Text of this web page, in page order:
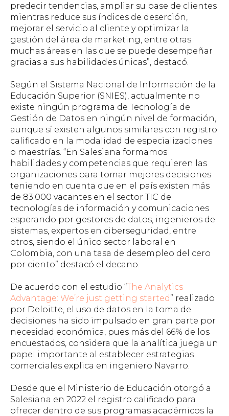
predecir tendencias, ampliar su base de clientes
mientras reduce sus índices de deserción,
mejorar el servicio al cliente y optimizar la
gestión del área de marketing, entre otras
muchas áreas en las que se puede desempeñar
gracias a sus habilidades únicas”, destacó.
Según el Sistema Nacional de Información de la
Educación Superior (SNIES), actualmente no
existe ningún programa de Tecnología de
Gestión de Datos en ningún nivel de formación,
aunque sí existen algunos similares con registro
calificado en la modalidad de especializaciones
o maestrías. “En Salesiana formamos
habilidades y competencias que requieren las
organizaciones para tomar mejores decisiones
teniendo en cuenta que en el país existen más
de 83.000 vacantes en el sector TIC de
tecnologías de información y comunicaciones
esperando por gestores de datos, ingenieros de
sistemas, expertos en ciberseguridad, entre
otros, siendo el único sector laboral en
Colombia, con una tasa de desempleo del cero
por ciento” destacó el decano.
De acuerdo con el estudio “The Analytics
Advantage: We’re just getting started” realizado
por Deloitte, el uso de datos en la toma de
decisiones ha sido impulsado en gran parte por
necesidad económica, pues más del 66% de los
encuestados, considera que la analítica juega un
papel importante al establecer estrategias
comerciales explica en ingeniero Navarro.
Desde que el Ministerio de Educación otorgó a
Salesiana en 2022 el registro calificado para
ofrecer dentro de sus programas académicos la